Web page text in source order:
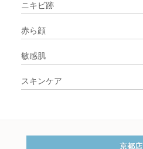
ニキビ跡
赤ら顔
敏感肌
スキンケア
京都店